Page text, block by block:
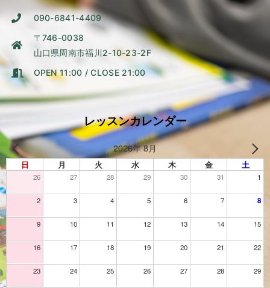
090-6841-4409
〒746-0038
山口県周南市福川2-10-23-2F
OPEN 11:00 / CLOSE 21:00
レッスンカレンダー
2026年 8月
日 月 火 水 木 金 土
26 27 28 29 30 31 1
2 3 4 5 6 7 8
9 10 11 12 13 14 15
16 17 18 19 20 21 22
23 24 25 26 27 28 29